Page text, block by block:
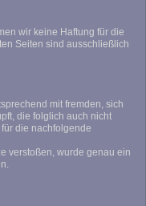
keine Haftung für die
mit fremden, sich
die folglich auch nicht
die nachfolgende